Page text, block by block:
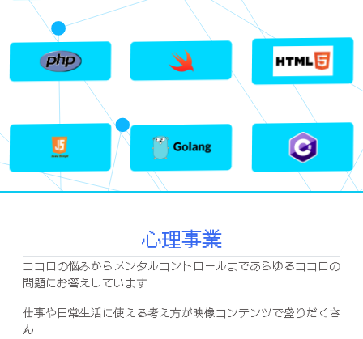
心理事業
ココロの悩みからメンタルコントロールまであらゆるココロの
問題にお答えしています
仕事や日常生活に使える考え方が映像コンテンツで盛りだくさ
ん